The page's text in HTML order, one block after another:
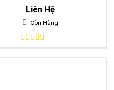
Liên Hệ
Còn Hàng
0
out